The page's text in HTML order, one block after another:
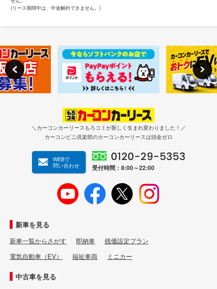
(リース期間中は、中途解約できません。)
＼カーコンカーリースもろコミが新しく生まれ変わりました！／
カーコンビニ倶楽部のカーコンカーリースは頭金ゼロ
WEBで
問い合わせ
受付時間：8:00～22:00
新車を見る
新車一覧からさがす 即納車
残価設定プラン
電気自動車（EV）
福祉車両 ミニカー
中古車を見る